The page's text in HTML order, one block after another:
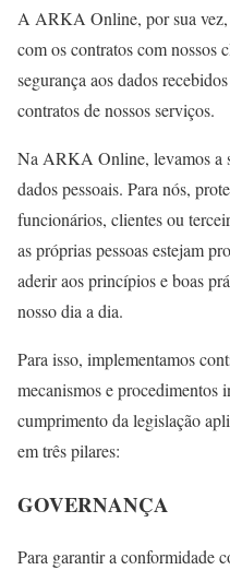
A ARKA Online, por sua vez,
com os contratos com nossos
segurança aos dados
contratos de nossos serviços.
Na ARKA Online, levamos a
dados pessoais. Para nós,
funcionários, clientes ou
as próprias pessoas estejam
aderir aos princípios e boas
nosso dia a dia.
Para isso, implementamos
mecanismos e procedimentos
cumprimento da legislação
em três pilares:
GOVERNANÇA
Para garantir a conformidade